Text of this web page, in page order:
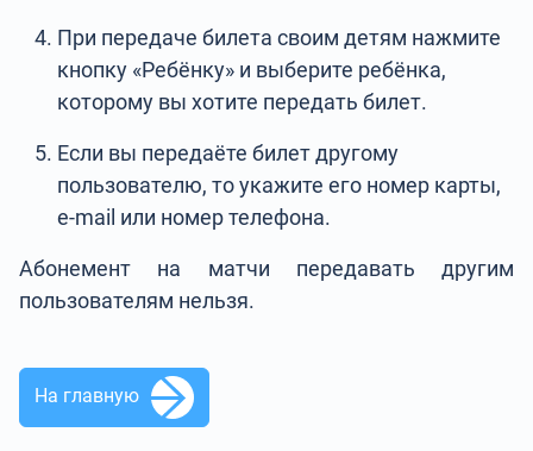
При передаче билета своим детям нажмите
кнопку «Ребёнку» и выберите ребёнка,
которому вы хотите передать билет.
Если вы передаёте билет другому
пользователю, то укажите его номер карты,
e-mail или номер телефона.
Абонемент на матчи передавать другим
пользователям нельзя.
На главную